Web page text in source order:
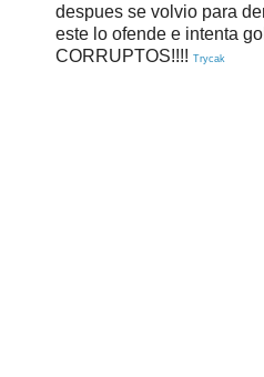
despues se volvio para
este lo ofende e intenta
CORRUPTOS!!!! Trycak